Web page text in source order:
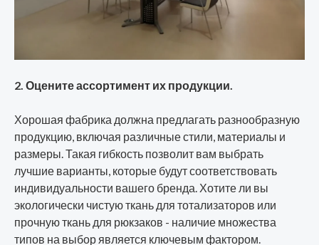
2. Оцените ассортимент их продукции.
Хорошая фабрика должна предлагать разнообразную
продукцию, включая различные стили, материалы и
размеры. Такая гибкость позволит вам выбрать
лучшие варианты, которые будут соответствовать
индивидуальности вашего бренда. Хотите ли вы
экологически чистую ткань для тотализаторов или
прочную ткань для рюкзаков - наличие множества
типов на выбор является ключевым фактором.